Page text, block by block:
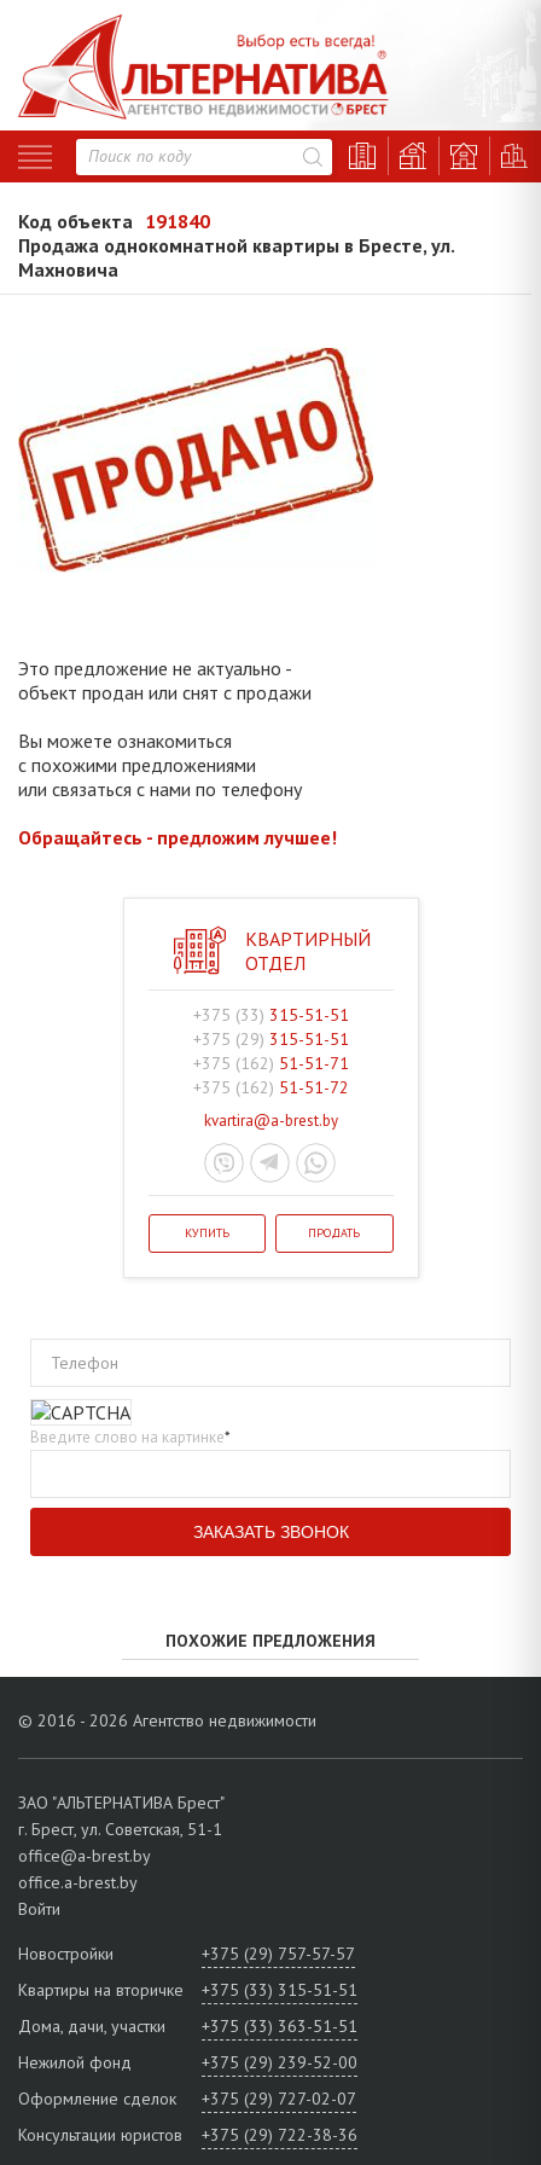
Код объекта 191840
Продажа однокомнатной квартиры в Бресте, ул.
Махновича
Это предложение не актуально -
объект продан или снят с продажи
Вы можете ознакомиться
с похожими предложениями
или связаться с нами по телефону
Обращайтесь - предложим лучшее!
КВАРТИРНЫЙ
ОТДЕЛ
+375 (33) 315-51-51
+375 (29) 315-51-51
+375 (162) 51-51-71
+375 (162) 51-51-72
kvartira@a-brest.by
КУПИТЬ ПРОДАТЬ
Телефон
Введите слово на картинке*
ПОХОЖИЕ ПРЕДЛОЖЕНИЯ
© 2016 - 2026 Агентство недвижимости
ЗАО "АЛЬТЕРНАТИВА Брест"
г. Брест, ул. Советская, 51-1
office@a-brest.by
office.a-brest.by
Войти
Новостройки
+375 (29) 757-57-57
Квартиры на вторичке
+375 (33) 315-51-51
Дома, дачи, участки
+375 (33) 363-51-51
Нежилой фонд
+375 (29) 239-52-00
Оформление сделок
+375 (29) 727-02-07
Консультации юристов
+375 (29) 722-38-36